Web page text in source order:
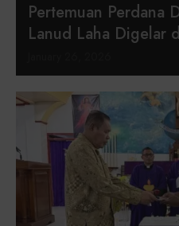
Pertemuan Perdana
Lanud Laha Digelar